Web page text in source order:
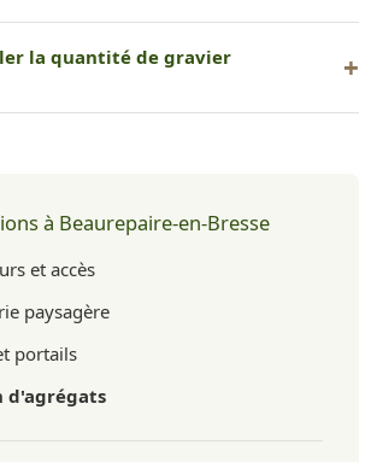
à Nance est plus avantageux.
la quantité de gravier
à Beaurepaire-en-Bresse
et accès
paysagère
portails
d'agrégats